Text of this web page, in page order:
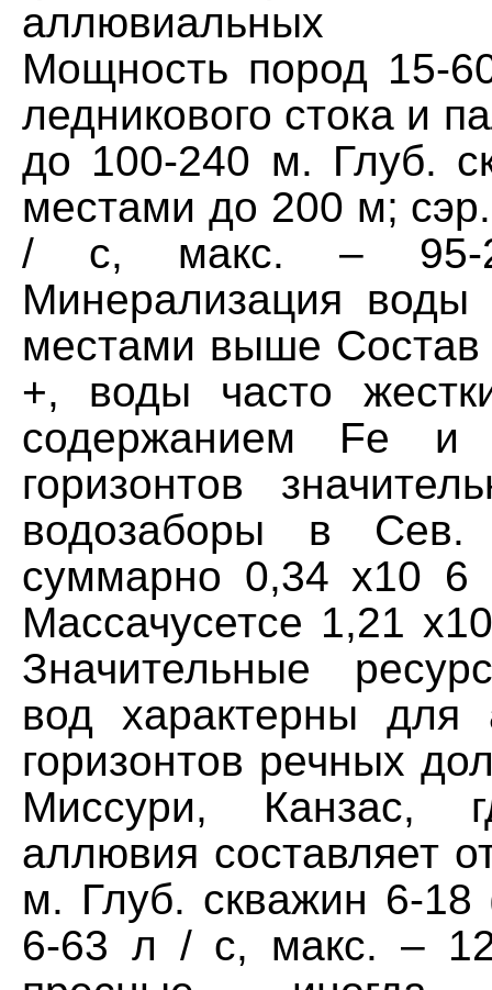
аллювиальных
Мощность пород 15-
ледникового стока и
до 100-240 м. Глуб.
местами до 200 м;
/ с, макс. –
Минерализация
местами выше
+, воды часто
содержанием Fe и
горизонтов
водозаборы в Сев.
суммарно 0,34 х10
Массачусетсе 1,21
Значительные
вод характерны для
горизонтов речных
Миссури, Канзас,
аллювия составляет
м. Глуб. скважин 6-
6-63 л / с, макс. –